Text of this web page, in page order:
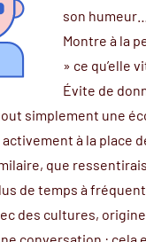
son
Montre à la
» ce qu’elle
Évite de
simplement une
à la place
que
de temps à
des cultures,